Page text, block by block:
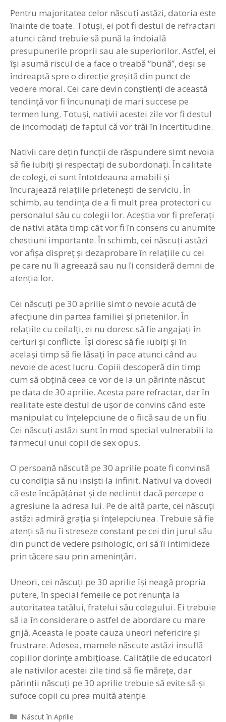
Pentru majoritatea celor născuţi astăzi, datoria este
înainte de toate. Totuşi, ei pot fi destul de refractari
atunci când trebuie să pună la îndoială
presupunerile proprii sau ale superiorilor. Astfel, ei
îşi asumă riscul de a face o treabă “bună”, deşi se
îndreaptă spre o direcţie greşită din punct de
vedere moral. Cei care devin conştienţi de această
tendinţă vor fi încununaţi de mari succese pe
termen lung. Totuşi, nativii acestei zile vor fi destul
de incomodaţi de faptul că vor trăi în incertitudine.
Nativii care deţin funcţii de răspundere simt nevoia
să fie iubiţi şi respectaţi de subordonaţi. În calitate
de colegi, ei sunt întotdeauna amabili şi
încurajează relaţiile prieteneşti de serviciu. În
schimb, au tendinţa de a fi mult prea protectori cu
personalul său cu colegii lor. Aceştia vor fi preferaţi
de nativi atâta timp cât vor fi în consens cu anumite
chestiuni importante. În schimb, cei născuţi astăzi
vor afişa dispreţ şi dezaprobare în relaţiile cu cei
pe care nu îi agreează sau nu îi consideră demni de
atenţia lor.
Cei născuţi pe 30 aprilie simt o nevoie acută de
afecţiune din partea familiei şi prietenilor. În
relaţiile cu ceilalţi, ei nu doresc să fie angajaţi în
certuri şi conflicte. Îşi doresc să fie iubiţi şi în
acelaşi timp să fie lăsaţi în pace atunci când au
nevoie de acest lucru. Copiii descoperă din timp
cum să obţină ceea ce vor de la un părinte născut
pe data de 30 aprilie. Acesta pare refractar, dar în
realitate este destul de uşor de convins când este
manipulat cu înţelepciune de o fiică sau de un fiu.
Cei născuţi astăzi sunt în mod special vulnerabili la
farmecul unui copil de sex opus.
O persoană născută pe 30 aprilie poate fi convinsă
cu condiţia să nu insişti la infinit. Nativul va dovedi
că este încăpăţânat şi de neclintit dacă percepe o
agresiune la adresa lui. Pe de altă parte, cei născuţi
astăzi admiră graţia şi înţelepciunea. Trebuie să fie
atenţi să nu îi streseze constant pe cei din jurul său
din punct de vedere psihologic, ori să îi intimideze
prin tăcere sau prin ameninţări.
Uneori, cei născuţi pe 30 aprilie îşi neagă propria
putere, în special femeile ce pot renunţa la
autoritatea tatălui, fratelui său colegului. Ei trebuie
să ia în considerare o astfel de abordare cu mare
grijă. Aceasta le poate cauza uneori nefericire şi
frustrare. Adesea, mamele născute astăzi insuflă
copiilor dorinţe ambiţioase. Calităţile de educatori
ale nativilor acestei zile tind să fie măreţe, dar
părinţii născuţi pe 30 aprilie trebuie să evite să-şi
sufoce copii cu prea multă atenţie.
Categorii
Născut în Aprilie